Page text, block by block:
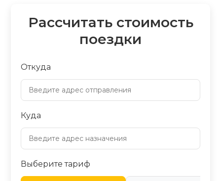
Рассчитать стоимость
поездки
Откуда
Куда
Выберите тариф